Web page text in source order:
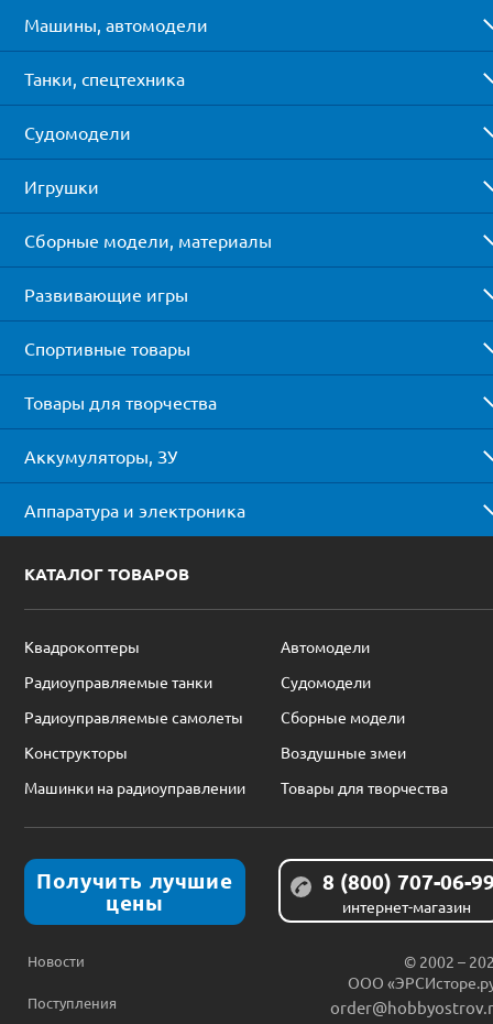
Машины, автомодели
Танки, спецтехника
Судомодели
Игрушки
Сборные модели, материалы
Развивающие игры
Спортивные товары
Товары для творчества
Аккумуляторы, ЗУ
Аппаратура и электроника
КАТАЛОГ ТОВАРОВ
Квадрокоптеры
Автомодели
Радиоуправляемые танки
Судомодели
Радиоуправляемые самолеты
Сборные модели
Конструкторы
Воздушные змеи
Машинки на радиоуправлении
Товары для творчества
Получить лучшие
цены
8 (800) 707-06-
интернет-магазин
Новости
Поступления
© 2002 –
ООО